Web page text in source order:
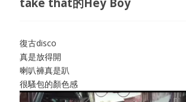
復古disco
真是放得開
喇叭褲真是趴
很騷包的顏色感